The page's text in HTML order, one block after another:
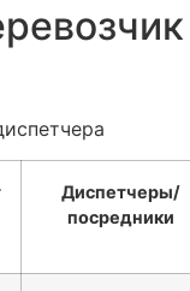
Диспетчеры/
посредники